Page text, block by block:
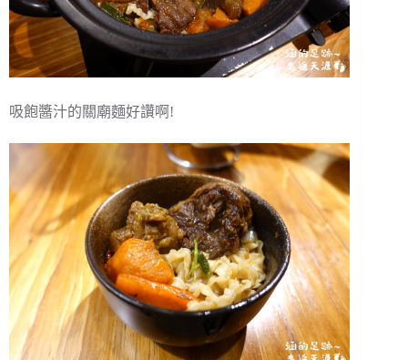
吸飽醬汁的關廟麵好讚啊!